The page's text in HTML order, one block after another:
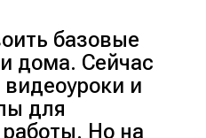
базовые
дома. Сейчас
и
для
Но на